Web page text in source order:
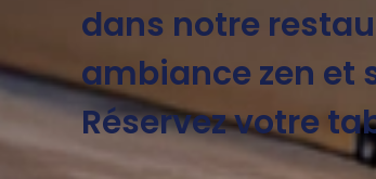
dans notre
ambiance zen et
Réservez votre